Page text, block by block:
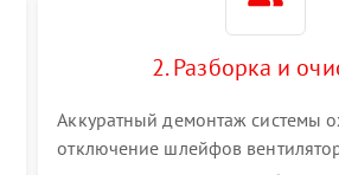
2. Разборка и
Аккуратный демонтаж системы
отключение шлейфов